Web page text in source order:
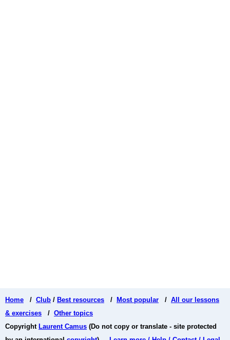
Home / Club / Best resources / Most popular / All our lessons
& exercises / Other topics
Copyright Laurent Camus (Do not copy or translate - site protected